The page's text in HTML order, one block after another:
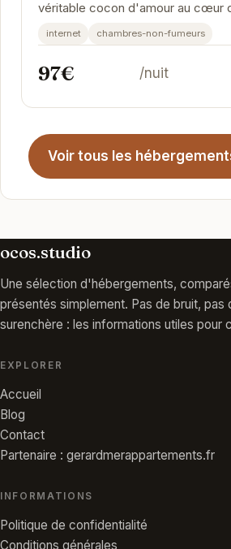
véritable cocon d'amour au cœur
atmosphère chaleureuse et ses
modernes...
internet chambres-non-fumeurs
97€ /nuit
Voir tous les
ocos.studio
Une sélection d'hébergements,
présentés simplement. Pas de bruit, pas
surenchère : les informations utiles pour
EXPLORER
Accueil
Blog
Contact
Partenaire : gerardmerappartements.fr
INFORMATIONS
Politique de confidentialité
Conditions générales